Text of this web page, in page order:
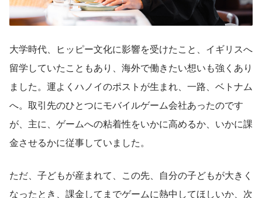
大学時代、ヒッピー文化に影響を受けたこと、イギリスへ
留学していたこともあり、海外で働きたい想いも強くあり
ました。運よくハノイのポストが生まれ、一路、ベトナム
へ。取引先のひとつにモバイルゲーム会社あったのです
が、主に、ゲームへの粘着性をいかに高めるか、いかに課
金させるかに従事していました。
ただ、子どもが産まれて、この先、自分の子どもが大きく
なったとき、課金してまでゲームに熱中してほしいか、次